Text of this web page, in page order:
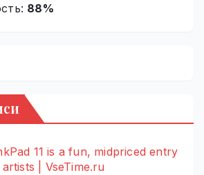
88%
11 is a fun, midpriced entry
| VseTime.ru